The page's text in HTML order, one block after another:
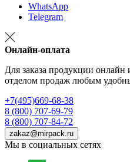
WhatsApp
Telegram
Онлайн-оплата
Для заказа продукции
отделом продаж любым
+7(495)669-68-38
8 (800) 707-69-79
8 (800) 707-84-72
zakaz@mirpack.ru
Мы в социальных сетях